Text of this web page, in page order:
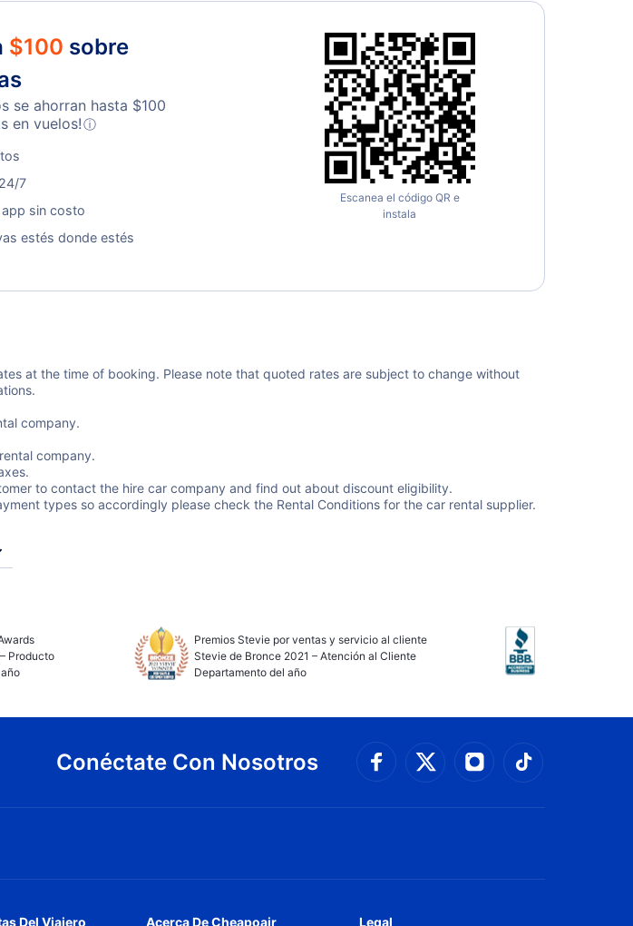
$100 sobre
se ahorran hasta $100
en vuelos!ⓘ
7
sin costo
estés donde estés
Escanea el código QR e
instala
at the time of booking. Please note that quoted rates are subject to change without
company.
company.
to contact the hire car company and find out about discount eligibility.
types so accordingly please check the Rental Conditions for the car rental supplier.
Producto
Premios Stevie por ventas y servicio al cliente
Stevie de Bronce 2021 – Atención al Cliente
Departamento del año
Conéctate Con Nosotros
Conéctate con
Conéctate con
Connect with
Del Viajero Acerca De Cheapoair Legal